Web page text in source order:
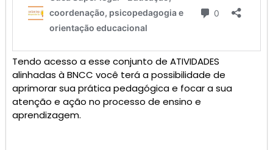
Tendo acesso a esse conjunto de ATIVIDADES
alinhadas à BNCC você terá a possibilidade de
aprimorar sua prática pedagógica e focar a sua
atenção e ação no processo de ensino e
aprendizagem.